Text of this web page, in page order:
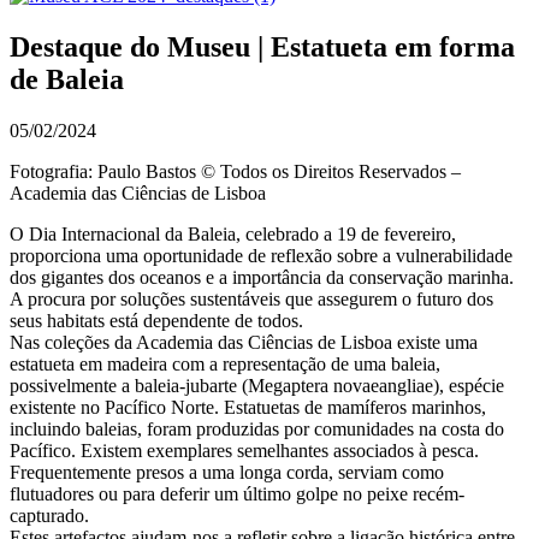
Destaque do Museu | Estatueta em forma
de Baleia
05/02/2024
Fotografia: Paulo Bastos © Todos os Direitos Reservados –
Academia das Ciências de Lisboa
O Dia Internacional da Baleia, celebrado a 19 de fevereiro,
proporciona uma oportunidade de reflexão sobre a vulnerabilidade
dos gigantes dos oceanos e a importância da conservação marinha.
A procura por soluções sustentáveis que assegurem o futuro dos
seus habitats está dependente de todos.
Nas coleções da Academia das Ciências de Lisboa existe uma
estatueta em madeira com a representação de uma baleia,
possivelmente a baleia-jubarte (Megaptera novaeangliae), espécie
existente no Pacífico Norte. Estatuetas de mamíferos marinhos,
incluindo baleias, foram produzidas por comunidades na costa do
Pacífico. Existem exemplares semelhantes associados à pesca.
Frequentemente presos a uma longa corda, serviam como
flutuadores ou para deferir um último golpe no peixe recém-
capturado.